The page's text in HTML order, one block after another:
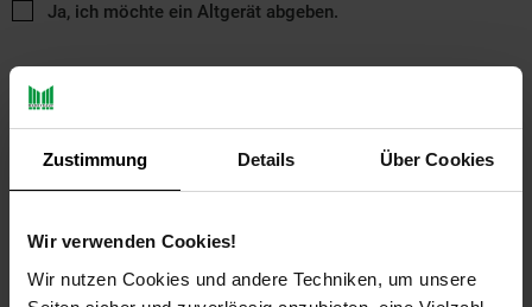
Zustimmung Details Über Cookies
Wir verwenden Cookies!
Wir nutzen Cookies und andere Techniken, um unsere
Ja, ich möchte ein Altgerät abgeben.
PAYBACK